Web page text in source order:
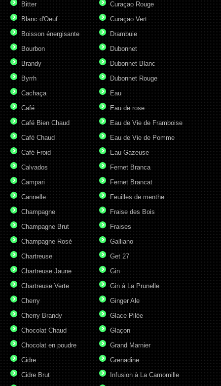
Bitter
Blanc d'Oeuf
Boisson énergisante
Bourbon
Brandy
Byrrh
Cachaça
Café
Café Bien Chaud
Café Chaud
Café Froid
Calvados
Campari
Cannelle
Champagne
Champagne Brut
Champagne Rosé
Chartreuse
Chartreuse Jaune
Chartreuse Verte
Cherry
Cherry Brandy
Chocolat Chaud
Chocolat en poudre
Cidre
Cidre Brut
Curaçao Rouge
Curaçao Vert
Drambuie
Dubonnet
Dubonnet Blanc
Dubonnet Rouge
Eau
Eau de rose
Eau de Vie de Framboise
Eau de Vie de Pomme
Eau Gazeuse
Fernet Branca
Fernet Brancat
Feuilles de menthe
Fraise des Bois
Fraises
Galliano
Get 27
Gin
Gin à La Prunelle
Ginger Ale
Glace Pilée
Glaçon
Grand Marnier
Grenadine
Infusion à La Camomille